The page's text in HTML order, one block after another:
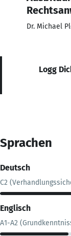
Dr. Michael
Logg
Sprachen
Deutsch
C2
Englisch
A1-A2